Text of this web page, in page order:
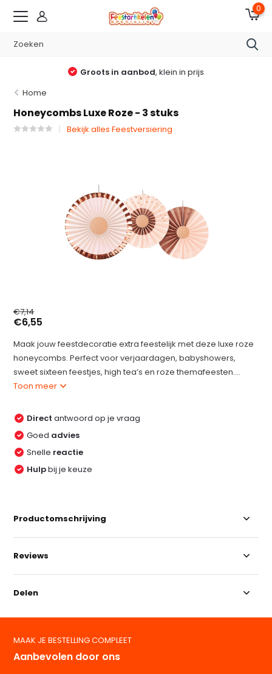
0
Groots in aanbod, klein in prijs
Home
Honeycombs Luxe Roze - 3 stuks
Bekijk alles Feestversiering
€7,14
€6,55
Maak jouw feestdecoratie extra feestelijk met deze luxe roze
honeycombs. Perfect voor verjaardagen, babyshowers,
sweet sixteen feestjes, high tea’s en roze themafeesten....
Toon meer
Direct antwoord op je vraag
Goed advies
Snelle reactie
Hulpbij je keuze
Productomschrijving
Reviews
Delen
MAAK JE BESTELLING COMPLEET
Aanbevolen door ons